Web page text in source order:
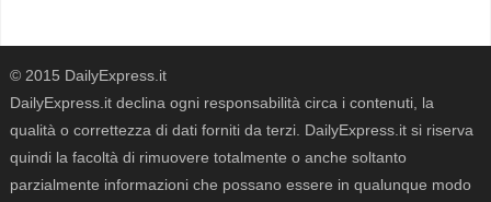
© 2015 DailyExpress.it
DailyExpress.it declina ogni responsabilità circa i contenuti, la
qualità o correttezza di dati forniti da terzi. DailyExpress.it si riserva
quindi la facoltà di rimuovere totalmente o anche soltanto
parzialmente informazioni che possano essere in qualunque modo